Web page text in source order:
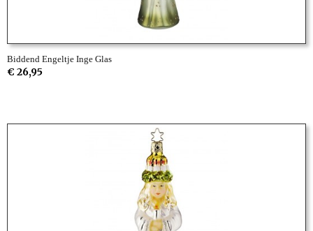
Biddend Engeltje Inge Glas
€ 26,95